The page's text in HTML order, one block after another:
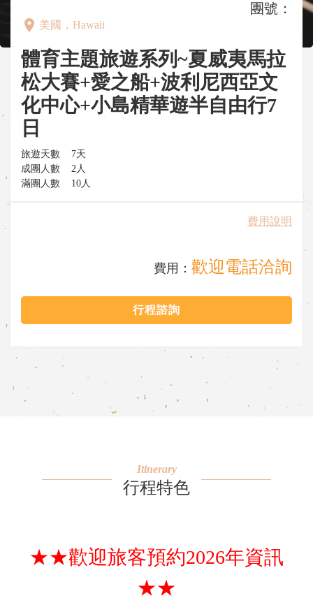
團號：
place 美國，Hawaii
體育主題旅遊系列~夏威夷馬拉
松大賽+愛之船+波利尼西亞文
化中心+小島精華遊半自由行7
日
旅遊天數
7天
成團人數
2人
滿團人數
10人
費用說明
費用： 歡迎電話洽詢
行程諮詢
Itinerary
行程特色
★★歡迎旅客預約2026年資訊
★★